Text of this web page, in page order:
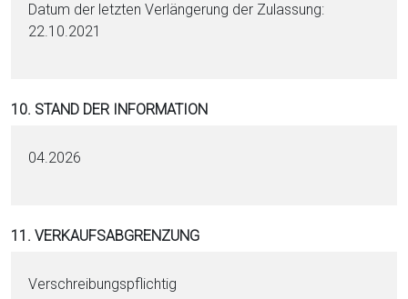
Datum der letzten Verlängerung der Zulassung:
22.10.2021
10. STAND DER INFORMATION
04.2026
11. VERKAUFSABGRENZUNG
Verschreibungspflichtig